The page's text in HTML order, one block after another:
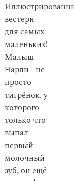
вестерн
для самых
маленьких!
Малыш
Чарли - не
просто
тигрёнок, у
которого
только что
выпал
первый
молочный
зуб, он ещё